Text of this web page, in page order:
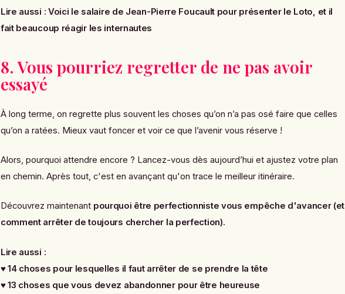
Lire aussi : Voici le salaire de Jean-Pierre Foucault pour présenter le Loto, et il
fait beaucoup réagir les internautes
8. Vous pourriez regretter de ne pas avoir
essayé
À long terme, on regrette plus souvent les choses qu’on n’a pas osé faire que celles
qu’on a ratées. Mieux vaut foncer et voir ce que l’avenir vous réserve !
Alors, pourquoi attendre encore ? Lancez-vous dès aujourd’hui et ajustez votre plan
en chemin. Après tout, c'est en avançant qu'on trace le meilleur itinéraire.
Découvrez maintenant pourquoi être perfectionniste vous empêche d'avancer (et
comment arrêter de toujours chercher la perfection).
Lire aussi :
♥ 14 choses pour lesquelles il faut arrêter de se prendre la tête
♥ 13 choses que vous devez abandonner pour être heureuse